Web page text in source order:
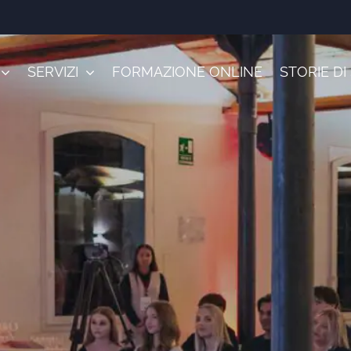
SERVIZI FORMAZIONE ONLINE STORIE DI